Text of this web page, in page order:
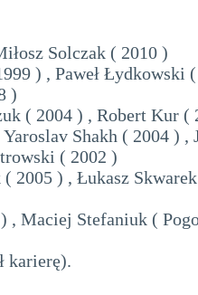
Solczak ( 2010 )
) , Paweł Łydkowski
)
( 2004 ) , Robert Kur (
Shakh ( 2004 ) ,
( 2002 )
2005 ) , Łukasz
, Maciej Stefaniuk (
karierę).